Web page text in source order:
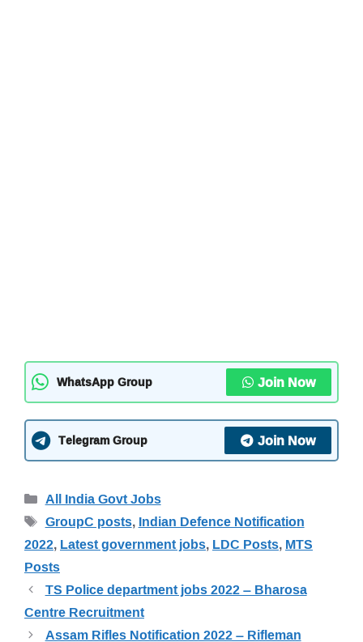
WhatsApp Group Join Now
Telegram Group Join Now
Categories
All India Govt Jobs
Tags
GroupC posts,Indian Defence Notification
2022,Latest government jobs,LDC Posts,MTS
Posts
TS Police department jobs 2022 – Bharosa
Centre Recruitment
Assam Rifles Notification 2022 – Rifleman